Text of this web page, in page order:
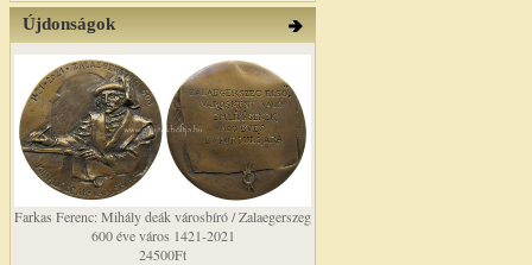
Újdonságok
Farkas Ferenc: Mihály deák városbíró / Zalaegerszeg
600 éve város 1421-2021
24500Ft